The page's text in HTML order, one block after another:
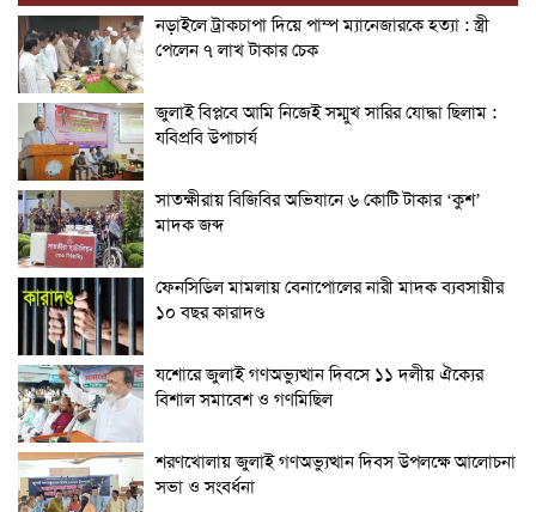
নড়াইলে ট্রাকচাপা দিয়ে পাম্প ম্যানেজারকে হত্যা : স্ত্রী
পেলেন ৭ লাখ টাকার চেক
জুলাই বিপ্লবে আমি নিজেই সম্মুখ সারির যোদ্ধা ছিলাম :
যবিপ্রবি উপাচার্য
সাতক্ষীরায় বিজিবির অভিযানে ৬ কোটি টাকার ‘কুশ’
মাদক জব্দ
ফেনসিডিল মামলায় বেনাপোলের নারী মাদক ব্যবসায়ীর
১০ বছর কারাদণ্ড
যশোরে জুলাই গণঅভ্যুত্থান দিবসে ১১ দলীয় ঐক্যের
বিশাল সমাবেশ ও গণমিছিল
শরণখোলায় জুলাই গণঅভ্যুত্থান দিবস উপলক্ষে আলোচনা
সভা ও সংবর্ধনা